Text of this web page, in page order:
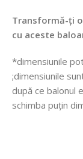
Transformă-ți
cu aceste
*dimensiunile
;dimensiunile
după ce balonul
schimba puțin